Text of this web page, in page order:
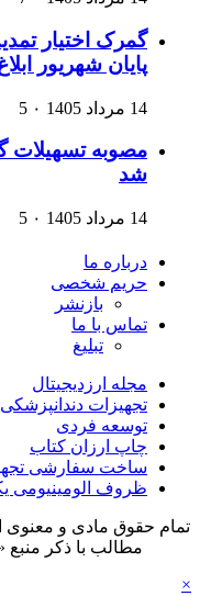
گمرک اختیار
پایان شهریور
14 مرداد 1405 ۰ 5
مصوبه تسهیلات
شد
14 مرداد 1405 ۰ 5
درباره ما
حریم شخصی
بازنشر
تماس با ما
تبلیغ
مجله ارزدیجیتال
تجهیزات
توسعه فردی
چاپ ارزان کتاب
ساخت سفارشی
ظروف الومینیومی
تمام حقوق مادی و معنوی
مطالب با ذکر منبع
×